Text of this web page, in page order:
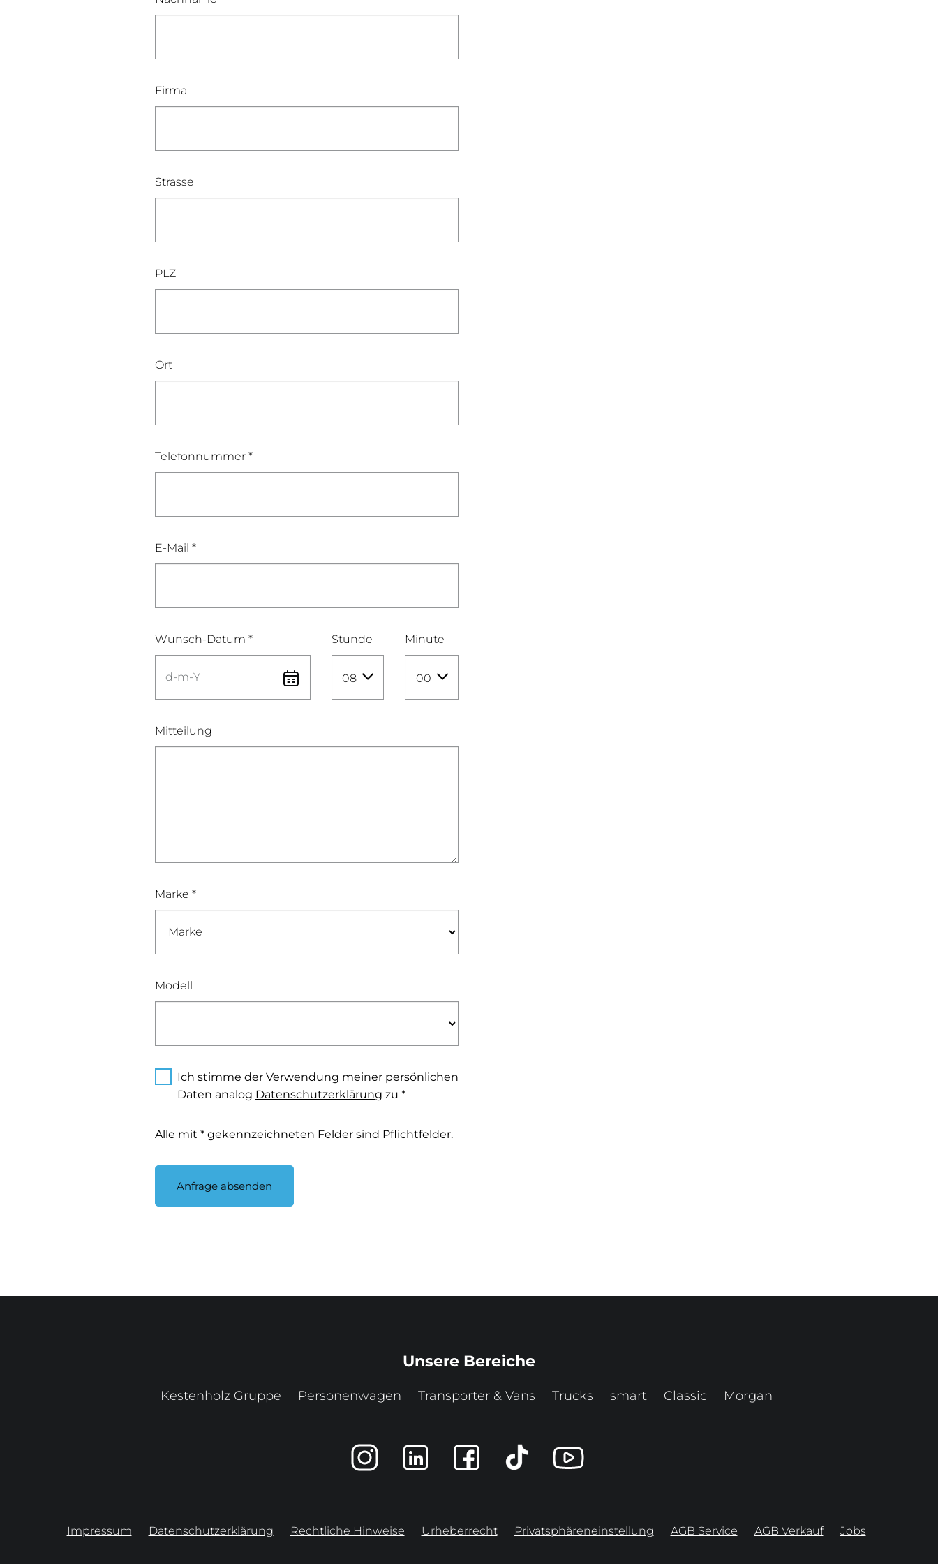
Firma
Strasse
PLZ
Ort
Telefonnummer *
E-Mail *
Wunsch-Datum * Stunde
08
Minute
00
Mitteilung
Marke *
Modell
Ich stimme der Verwendung meiner persönlichen
Daten analog Datenschutzerklärung zu *
Alle mit * gekennzeichneten Felder sind Pflichtfelder.
Anfrage absenden
Unsere Bereiche
Kestenholz Gruppe Personenwagen Transporter & Vans Trucks smart Classic Morgan
Impressum Datenschutzerklärung Rechtliche Hinweise Urheberrecht Privatsphäreneinstellung AGB Service AGB Verkauf Jobs